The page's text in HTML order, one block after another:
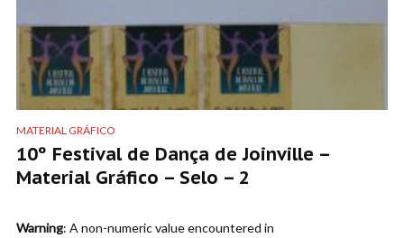
MATERIAL GRÁFICO
10º Festival de Dança de Joinville –
Material Gráfico – Selo – 2
Warning: A non-numeric value encountered in